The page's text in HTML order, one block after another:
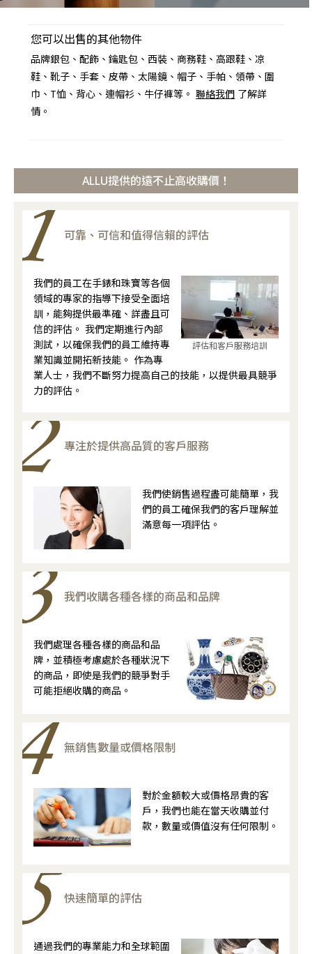
您可以出售的其他物件
品牌銀包、配飾、鑰匙包、西裝、商務鞋、高跟鞋、凉
鞋、靴子、手套、皮帶、太陽鏡、帽子、手帕、領帶、圍
巾、T恤、背心、連帽衫、牛仔褲等。聯絡我們 了解詳
情。
ALLU提供的遠不止高收購價！
可靠、可信和值得信賴的評估
評估和客戶服務培訓
我們的員工在手錶和珠寶等各個
領域的專家的指導下接受全面培
訓，能夠提供最準確、詳盡且可
信的評估。 我們定期進行內部
測試，以確保我們的員工維持專
業知識並開拓新技能。 作為專
業人士，我們不斷努力提高自己的技能，以提供最具競爭
力的評估。
專注於提供高品質的客戶服務
我們使銷售過程盡可能簡單，我
們的員工確保我們的客戶理解並
滿意每一項評估。
我們收購各種各樣的商品和品牌
我們處理各種各樣的商品和品
牌，並積極考慮處於各種狀況下
的商品，即使是我們的競爭對手
可能拒絕收購的商品。
無銷售數量或價格限制
對於金額較大或價格昂貴的客
戶，我們也能在當天收購並付
款，數量或價值沒有任何限制。
快速簡單的評估
通過我們的專業能力和全球範圍